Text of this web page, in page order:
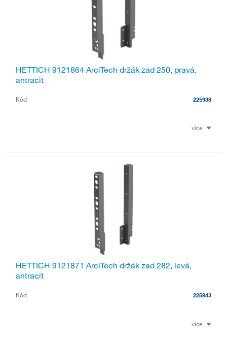
HETTICH 9121864 ArciTech držák zad 250, pravá,
antracit
Kód 225938
více
HETTICH 9121871 ArciTech držák zad 282, levá,
antracit
Kód 225943
více